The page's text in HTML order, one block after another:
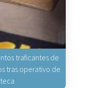
traficantes de
tras operativo de